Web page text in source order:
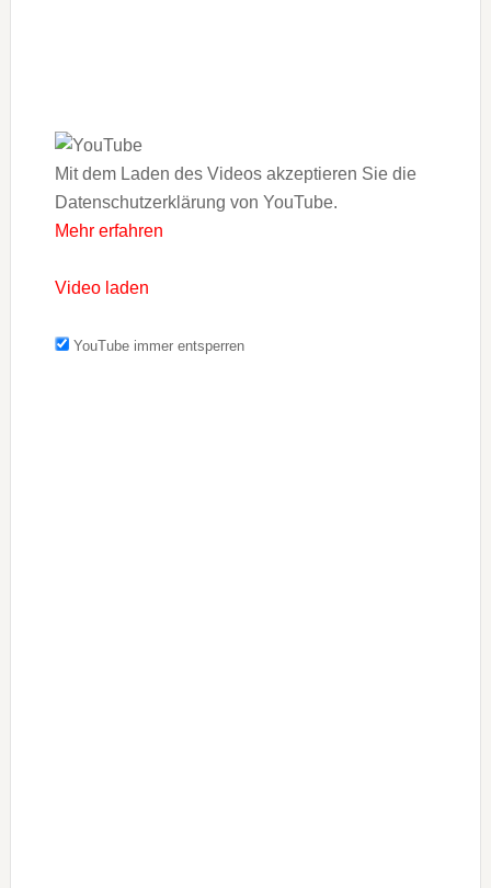
Mit dem Laden des Videos akzeptieren Sie die
Datenschutzerklärung von YouTube.
Mehr erfahren
Video laden
YouTube immer entsperren